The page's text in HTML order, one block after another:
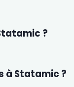
?
à Statamic ?